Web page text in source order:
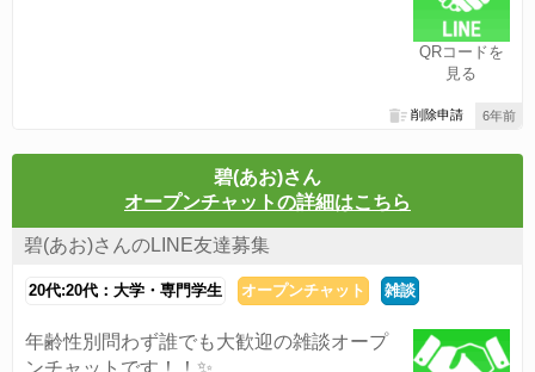
QRコードを
見る
6年前
削除申請
碧(あお)さん
オープンチャットの詳細はこちら
碧(あお)さんのLINE友達募集
20代:20代：大学・専門学生 オープンチャット 雑談
年齢性別問わず誰でも大歓迎の雑談オープ
ンチャットです！！✨